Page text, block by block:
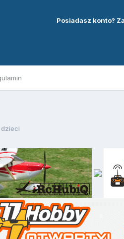
Posiadasz konto?